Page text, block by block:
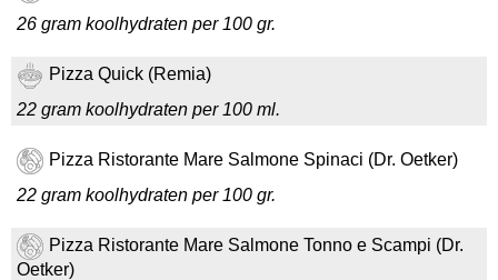
26 gram koolhydraten per 100 gr.
Pizza Quick (Remia)
22 gram koolhydraten per 100 ml.
Pizza Ristorante Mare Salmone Spinaci (Dr. Oetker)
22 gram koolhydraten per 100 gr.
Pizza Ristorante Mare Salmone Tonno e Scampi (Dr.
Oetker)